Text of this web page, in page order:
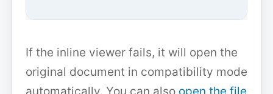
If the inline viewer fails, it will open the
original document in compatibility mode
automatically. You can also open the file